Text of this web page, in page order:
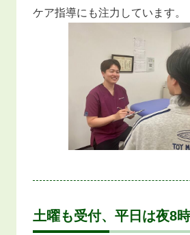
ケア指導にも注力しています。
土曜も受付、平日は夜8